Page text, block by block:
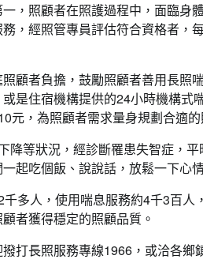
，照顧者在照護過程中，面臨身
，經照管專員評估符合資格者，
顧者負擔，鼓勵照顧者善用長照
是住宿機構提供的24小時機構式
元，為照顧者需求量身規劃合適的
等狀況，經診斷罹患失智症，
起吃個飯、說說話，放鬆一下心
多人，使用喘息服務約4千3百人
者獲得穩定的照顧品質。
打長照服務專線1966，或洽各鄉